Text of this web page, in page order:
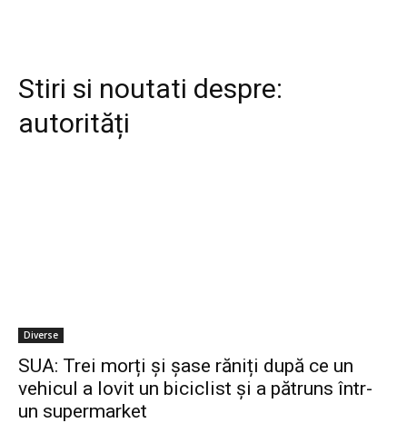
Stiri si noutati despre:
autorități
Diverse
SUA: Trei morți și șase răniți după ce un
vehicul a lovit un biciclist și a pătruns într-
un supermarket